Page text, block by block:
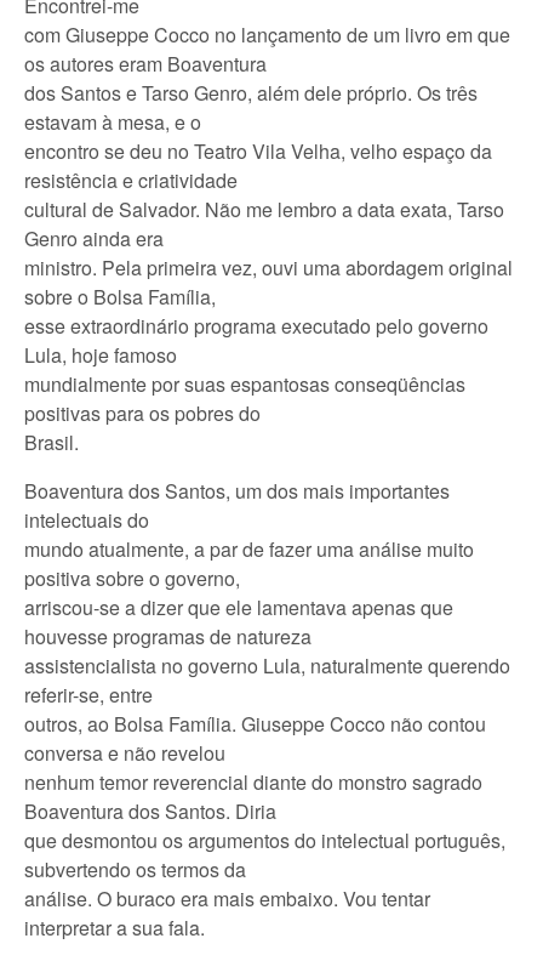
com Giuseppe Cocco no lançamento de um livro em que
os autores eram Boaventura
dos Santos e Tarso Genro, além dele próprio. Os três
estavam à mesa, e o
encontro se deu no Teatro Vila Velha, velho espaço da
resistência e criatividade
cultural de Salvador. Não me lembro a data exata, Tarso
Genro ainda era
ministro. Pela primeira vez, ouvi uma abordagem original
sobre o Bolsa Família,
esse extraordinário programa executado pelo governo
Lula, hoje famoso
mundialmente por suas espantosas conseqüências
positivas para os pobres do
Brasil.
Boaventura dos Santos, um dos mais importantes
intelectuais do
mundo atualmente, a par de fazer uma análise muito
positiva sobre o governo,
arriscou-se a dizer que ele lamentava apenas que
houvesse programas de natureza
assistencialista no governo Lula, naturalmente querendo
referir-se, entre
outros, ao Bolsa Família. Giuseppe Cocco não contou
conversa e não revelou
nenhum temor reverencial diante do monstro sagrado
Boaventura dos Santos. Diria
que desmontou os argumentos do intelectual português,
subvertendo os termos da
análise. O buraco era mais embaixo. Vou tentar
interpretar a sua fala.